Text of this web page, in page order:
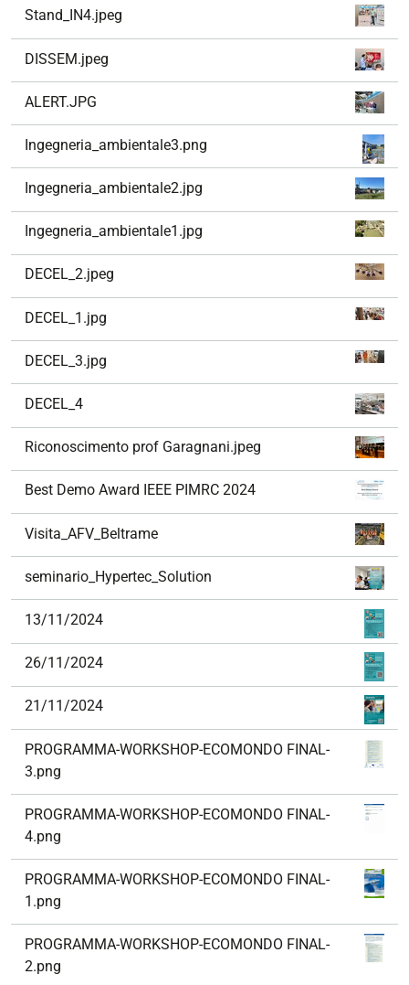
Stand_IN4.jpeg
DISSEM.jpeg
ALERT.JPG
Ingegneria_ambientale3.png
Ingegneria_ambientale2.jpg
Ingegneria_ambientale1.jpg
DECEL_2.jpeg
DECEL_1.jpg
DECEL_3.jpg
DECEL_4
Riconoscimento prof Garagnani.jpeg
Best Demo Award IEEE PIMRC 2024
Visita_AFV_Beltrame
seminario_Hypertec_Solution
13/11/2024
26/11/2024
21/11/2024
PROGRAMMA-WORKSHOP-ECOMONDO FINAL-
3.png
PROGRAMMA-WORKSHOP-ECOMONDO FINAL-
4.png
PROGRAMMA-WORKSHOP-ECOMONDO FINAL-
1.png
PROGRAMMA-WORKSHOP-ECOMONDO FINAL-
2.png